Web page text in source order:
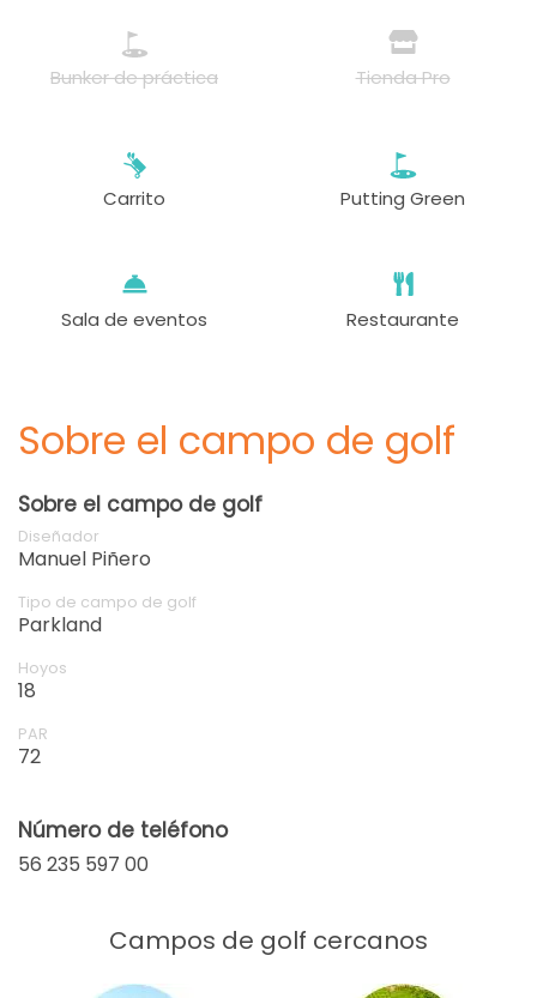
Bunker de práctica Tienda Pro
Carrito Putting Green
Sala de eventos Restaurante
Sobre el campo de golf
Sobre el campo de golf
Diseñador
Manuel Piñero
Tipo de campo de golf
Parkland
Hoyos
18
PAR
72
Número de teléfono
56 235 597 00
Campos de golf cercanos